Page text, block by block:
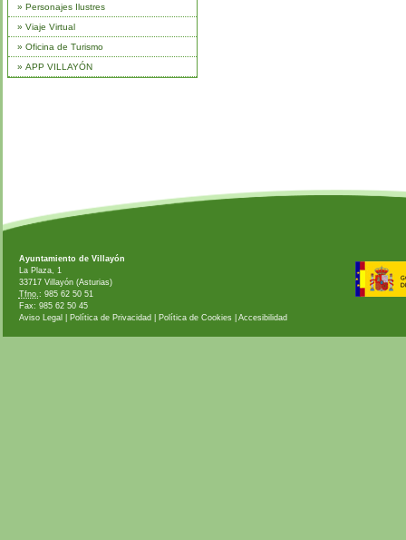
» Personajes Ilustres
» Viaje Virtual
» Oficina de Turismo
» APP VILLAYÓN
Ayuntamiento de Villayón
La Plaza, 1
33717 Villayón (Asturias)
Tfno.: 985 62 50 51
Fax: 985 62 50 45
Aviso Legal
Política de Privacidad Política de Cookies| Accesibilidad